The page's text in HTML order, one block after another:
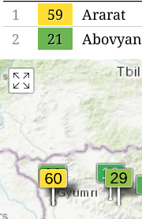
1
59
Ararat
2
21 Abovyan